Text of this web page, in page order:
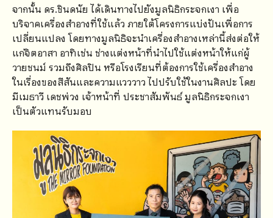
จากนั้น ดร.ชินดนัย ได้เดินทางไปยังมูลนิธิกระจกเงา เพื่อ
บริจาคเครื่องสำอางที่ใช้แล้ว ภายใต้โครงการแบ่งปันเพื่อการ
เปลี่ยนแปลง โดยทางมูลนิธิจะนำเครื่องสำอางเหล่านี้ส่งต่อให้
แก่จิตอาสา อาทิเช่น ช่างแต่งหน้าที่นำไปใช้แต่งหน้าให้แก่ผู้
วายชนม์ รวมถึงศิลปิน หรือโรงเรียนที่ต้องการใช้เครื่องสำอาง
ในเรื่องของสีสันและความแวววาว ไปปรับใช้ในงานศิลปะ โดย
มีเมธาวี เดชพ่วง เจ้าหน้าที่ ประชาสัมพันธ์ มูลนิธิกระจกเงา
เป็นตัวแทนรับมอบ